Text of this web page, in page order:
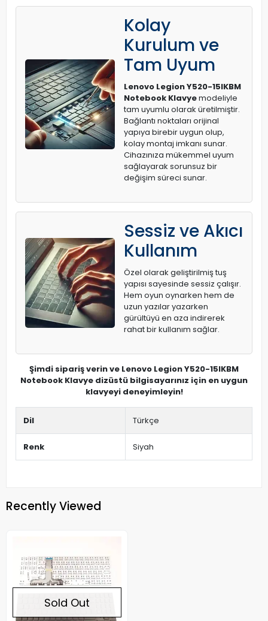
Kolay
Kurulum ve
Tam Uyum
Lenovo Legion Y520-15IKBM
Notebook Klavyemodeliyle
tam uyumlu olarak üretilmiştir.
Bağlantı noktaları orijinal
yapıya birebir uygun olup,
kolay montaj imkanı sunar.
Cihazınıza mükemmel uyum
sağlayarak sorunsuz bir
değişim süreci sunar.
Sessiz ve Akıcı
Kullanım
Özel olarak geliştirilmiş tuş
yapısı sayesinde sessiz çalışır.
Hem oyun oynarken hem de
uzun yazılar yazarken
gürültüyü en aza indirerek
rahat bir kullanım sağlar.
Şimdi sipariş verin ve Lenovo Legion Y520-15IKBM
Notebook Klavye dizüstü bilgisayarınız için en uygun
klavyeyi deneyimleyin!
Dil Türkçe
Renk Siyah
Recently Viewed
Sold Out